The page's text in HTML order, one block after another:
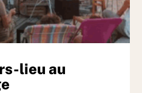
lieu au